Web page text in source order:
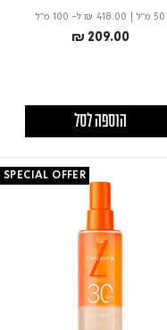
50 מ"ל ₪ 418.00 ל- 100 מ"ל
₪ 209.00
הוספה לסל
SPECIAL OFFER